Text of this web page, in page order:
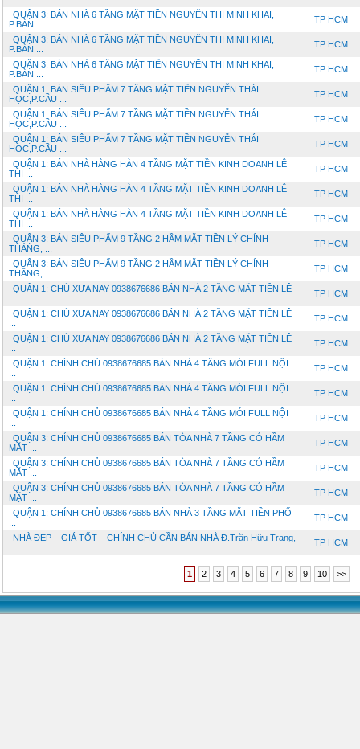
QUẬN 3: BÁN NHÀ 6 TẦNG MẶT TIỀN NGUYẼN THỊ MINH KHAI,
P.BÀN ...
TP HCM
QUẬN 3: BÁN NHÀ 6 TẦNG MẶT TIỀN NGUYẼN THỊ MINH KHAI,
P.BÀN ...
TP HCM
QUẬN 3: BÁN NHÀ 6 TẦNG MẶT TIỀN NGUYẼN THỊ MINH KHAI,
P.BÀN ...
TP HCM
QUẬN 1: BÁN SIÊU PHẨM 7 TẦNG MẶT TIỀN NGUYỄN THÁI
HỌC,P.CẦU ...
TP HCM
QUẬN 1: BÁN SIÊU PHẨM 7 TẦNG MẶT TIỀN NGUYỄN THÁI
HỌC,P.CẦU ...
TP HCM
QUẬN 1: BÁN SIÊU PHẨM 7 TẦNG MẶT TIỀN NGUYỄN THÁI
HỌC,P.CẦU ...
TP HCM
QUẬN 1: BÁN NHÀ HÀNG HÀN 4 TẦNG MẶT TIỀN KINH DOANH LÊ
THỊ ...
TP HCM
QUẬN 1: BÁN NHÀ HÀNG HÀN 4 TẦNG MẶT TIỀN KINH DOANH LÊ
THỊ ...
TP HCM
QUẬN 1: BÁN NHÀ HÀNG HÀN 4 TẦNG MẶT TIỀN KINH DOANH LÊ
THỊ ...
TP HCM
QUẬN 3: BÁN SIÊU PHẨM 9 TẦNG 2 HẦM MẶT TIỀN LÝ CHÍNH
THẮNG, ...
TP HCM
QUẬN 3: BÁN SIÊU PHẨM 9 TẦNG 2 HẦM MẶT TIỀN LÝ CHÍNH
THẮNG, ...
TP HCM
QUẬN 1: CHỦ XƯA NAY 0938676686 BÁN NHÀ 2 TẦNG MẶT TIỀN LÊ
TP HCM
QUẬN 1: CHỦ XƯA NAY 0938676686 BÁN NHÀ 2 TẦNG MẶT TIỀN LÊ
TP HCM
QUẬN 1: CHỦ XƯA NAY 0938676686 BÁN NHÀ 2 TẦNG MẶT TIỀN LÊ
TP HCM
QUẬN 1: CHÍNH CHỦ 0938676685 BÁN NHÀ 4 TẦNG MỚI FULL NỘI
TP HCM
QUẬN 1: CHÍNH CHỦ 0938676685 BÁN NHÀ 4 TẦNG MỚI FULL NỘI
TP HCM
QUẬN 1: CHÍNH CHỦ 0938676685 BÁN NHÀ 4 TẦNG MỚI FULL NỘI
TP HCM
QUẬN 3: CHÍNH CHỦ 0938676685 BÁN TÒA NHÀ 7 TẦNG CÓ HẦM
MẶT ...
TP HCM
QUẬN 3: CHÍNH CHỦ 0938676685 BÁN TÒA NHÀ 7 TẦNG CÓ HẦM
MẶT ...
TP HCM
QUẬN 3: CHÍNH CHỦ 0938676685 BÁN TÒA NHÀ 7 TẦNG CÓ HẦM
MẶT ...
TP HCM
QUẬN 1: CHÍNH CHỦ 0938676685 BÁN NHÀ 3 TẦNG MẶT TIỀN PHỐ
TP HCM
NHÀ ĐẸP – GIÁ TỐT – CHÍNH CHỦ CẦN BÁN NHÀ Đ.Trần Hữu Trang,
TP HCM
1 2 3 4 5 6 7 8 9 10 >>